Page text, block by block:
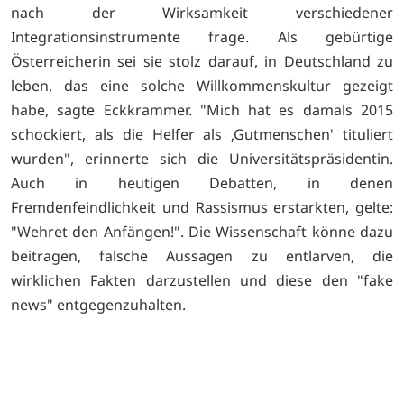
nach der Wirksamkeit verschiedener
Integrationsinstrumente frage. Als gebürtige
Österreicherin sei sie stolz darauf, in Deutschland zu
leben, das eine solche Willkommenskultur gezeigt
habe, sagte Eckkrammer. "Mich hat es damals 2015
schockiert, als die Helfer als ‚Gutmenschen' tituliert
wurden", erinnerte sich die Universitätspräsidentin.
Auch in heutigen Debatten, in denen
Fremdenfeindlichkeit und Rassismus erstarkten, gelte:
"Wehret den Anfängen!". Die Wissenschaft könne dazu
beitragen, falsche Aussagen zu entlarven, die
wirklichen Fakten darzustellen und diese den "fake
news" entgegenzuhalten.